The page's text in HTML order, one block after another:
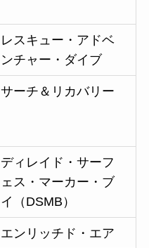
レスキュー・アドベ
ンチャー・ダイブ
サーチ＆リカバリー
ディレイド・サーフ
ェス・マーカー・ブ
イ（DSMB）
エンリッチド・エア